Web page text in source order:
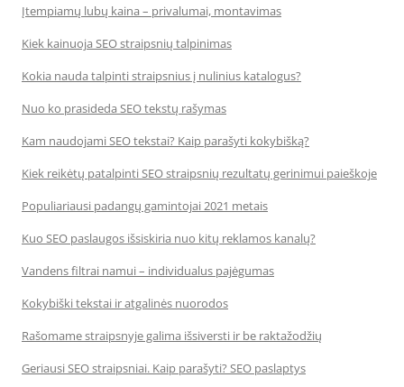
Įtempiamų lubų kaina – privalumai, montavimas
Kiek kainuoja SEO straipsnių talpinimas
Kokia nauda talpinti straipsnius į nulinius katalogus?
Nuo ko prasideda SEO tekstų rašymas
Kam naudojami SEO tekstai? Kaip parašyti kokybišką?
Kiek reikėtų patalpinti SEO straipsnių rezultatų gerinimui paieškoje
Populiariausi padangų gamintojai 2021 metais
Kuo SEO paslaugos išsiskiria nuo kitų reklamos kanalų?
Vandens filtrai namui – individualus pajėgumas
Kokybiški tekstai ir atgalinės nuorodos
Rašomame straipsnyje galima išsiversti ir be raktažodžių
Geriausi SEO straipsniai. Kaip parašyti? SEO paslaptys